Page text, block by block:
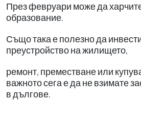
През февруари може да
образование.
Също така е полезно да
преустройство на жилището,
ремонт, преместване или
важното сега е да не взимате
в дългове.